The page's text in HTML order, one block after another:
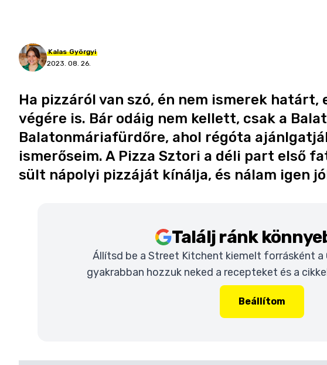
Kalas Györgyi
2023. 08. 26.
Ha pizzáról van szó, én nem ismerek határt,
végére is. Bár odáig nem kellett, csak a
Balatonmáriafürdőre, ahol régóta
ismerőseim. A Pizza Sztori a déli part első
sült nápolyi pizzáját kínálja, és nálam igen
Találj ránk
Állítsd be a Street Kitchent kiemelt forrásként a
gyakrabban hozzuk neked a recepteket és a
Beállítom